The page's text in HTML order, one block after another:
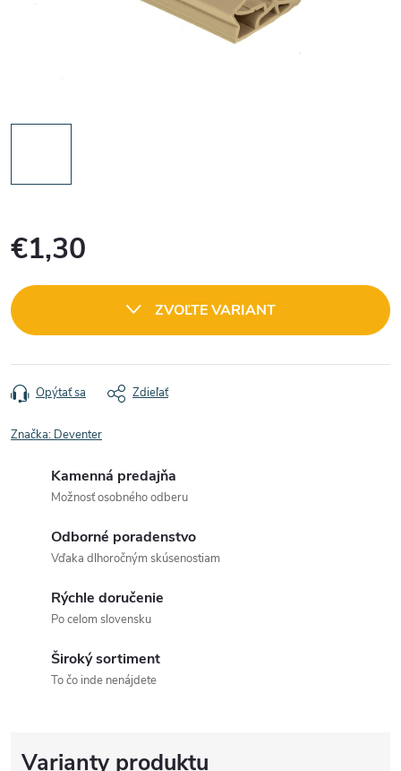
€1,30
cena:
ZVOĽTE VARIANT
Opýtať sa Zdieľať
Značka: Deventer
Kamenná predajňa
Možnosť osobného odberu
Odborné poradenstvo
Vďaka dlhoročným skúsenostiam
Rýchle doručenie
Po celom slovensku
Široký sortiment
To čo inde nenájdete